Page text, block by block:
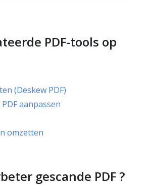
PDF-tools op
(Deskew PDF)
aanpassen
omzetten
gescande PDF ?